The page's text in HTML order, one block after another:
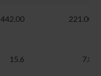
442.00 221.00
15.6 7.8